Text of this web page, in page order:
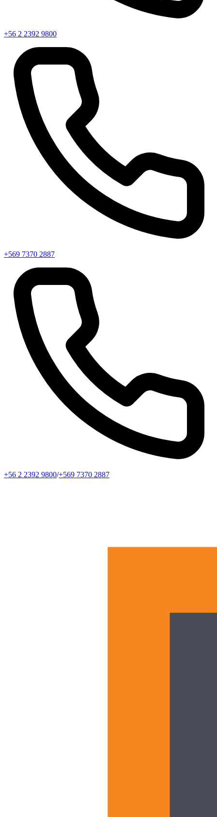
+56 2 2392 9800
+569 7370 2887
+56 2 2392 9800/+569 7370 2887